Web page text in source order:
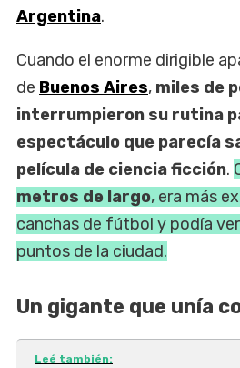
Argentina.
Cuando el enorme dirigible
de Buenos Aires, miles de
interrumpieron su rutina
espectáculo que parecía
película de ciencia ficción.
metros de largo, era más
canchas de fútbol y podía
puntos de la ciudad.
Un gigante que unía
Leé también: